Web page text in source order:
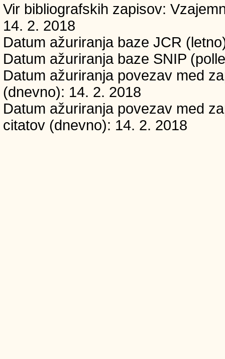
Vir bibliografskih zapisov:
14. 2. 2018
Datum ažuriranja baze JCR
Datum ažuriranja baze SNIP
Datum ažuriranja povezav med
(dnevno): 14. 2. 2018
Datum ažuriranja povezav med
citatov (dnevno): 14. 2. 2018